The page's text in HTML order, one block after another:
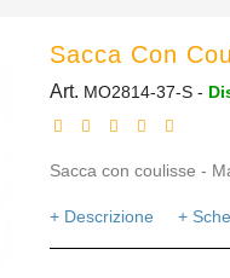
Sacca Con
Art. MO2814-37-S -
Sacca con coulisse -
+ Descrizione +